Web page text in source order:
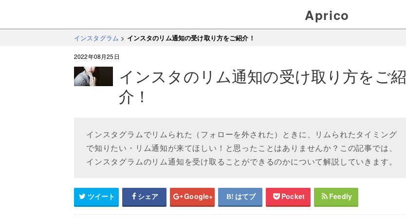
Aprico
インスタグラム > インスタのリム通知の受け取り方をご紹介！
2022年08月25日
インスタのリム通知の受け取り方をご紹
介！
インスタグラムでリムられた（フォローを外された）ときに、リムられたタイミング
で知りたい・リム通知が来てほしい！と思ったことはありませんか？この記事では、
インスタグラムのリム通知を受け取ることができるのかについて解説していきます。
ツイート シェア Google+ はてブ Pocket Feedly